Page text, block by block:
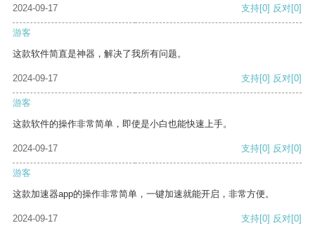
2024-09-17 支持[0] 反对[0]
游客
这款软件简直是神器，解决了我所有问题。
2024-09-17 支持[0] 反对[0]
游客
这款软件的操作非常简单，即使是小白也能快速上手。
2024-09-17 支持[0] 反对[0]
游客
这款加速器app的操作非常简单，一键加速就能开启，非常方便。
2024-09-17 支持[0] 反对[0]